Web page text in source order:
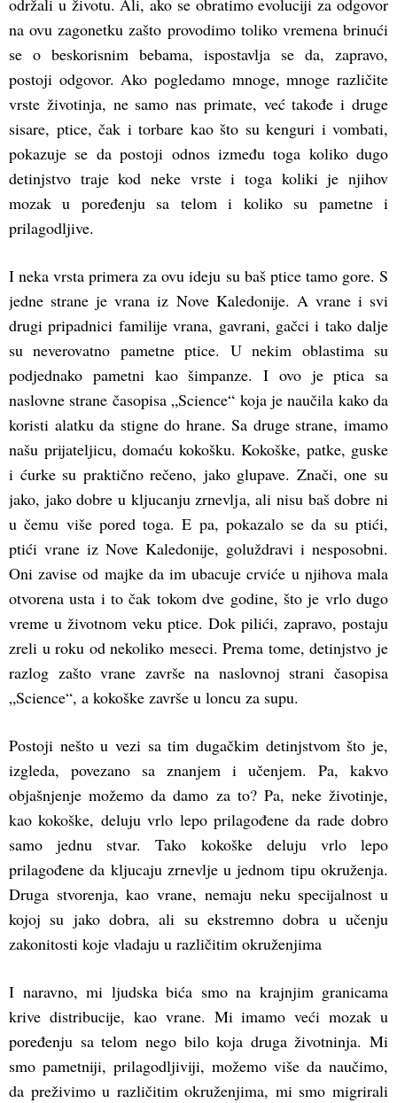
održali u životu. Ali, ako se obratimo evoluciji za odgovor
na ovu zagonetku zašto provodimo toliko vremena brinući
se o beskorisnim bebama, ispostavlja se da, zapravo,
postoji odgovor. Ako pogledamo mnoge, mnoge različite
vrste životinja, ne samo nas primate, već takođe i druge
sisare, ptice, čak i torbare kao što su kenguri i vombati,
pokazuje se da postoji odnos između toga koliko dugo
detinjstvo traje kod neke vrste i toga koliki je njihov
mozak u poređenju sa telom i koliko su pametne i
prilagodljive.
I neka vrsta primera za ovu ideju su baš ptice tamo gore. S
jedne strane je vrana iz Nove Kaledonije. A vrane i svi
drugi pripadnici familije vrana, gavrani, gačci i tako dalje
su neverovatno pametne ptice. U nekim oblastima su
podjednako pametni kao šimpanze. I ovo je ptica sa
naslovne strane časopisa „Science“ koja je naučila kako da
koristi alatku da stigne do hrane. Sa druge strane, imamo
našu prijateljicu, domaću kokošku. Kokoške, patke, guske
i ćurke su praktično rečeno, jako glupave. Znači, one su
jako, jako dobre u kljucanju zrnevlja, ali nisu baš dobre ni
u čemu više pored toga. E pa, pokazalo se da su ptići,
ptići vrane iz Nove Kaledonije, goluždravi i nesposobni.
Oni zavise od majke da im ubacuje crviće u njihova mala
otvorena usta i to čak tokom dve godine, što je vrlo dugo
vreme u životnom veku ptice. Dok pilići, zapravo, postaju
zreli u roku od nekoliko meseci. Prema tome, detinjstvo je
razlog zašto vrane završe na naslovnoj strani časopisa
„Science“, a kokoške završe u loncu za supu.
Postoji nešto u vezi sa tim dugačkim detinjstvom što je,
izgleda, povezano sa znanjem i učenjem. Pa, kakvo
objašnjenje možemo da damo za to? Pa, neke životinje,
kao kokoške, deluju vrlo lepo prilagođene da rade dobro
samo jednu stvar. Tako kokoške deluju vrlo lepo
prilagođene da kljucaju zrnevlje u jednom tipu okruženja.
Druga stvorenja, kao vrane, nemaju neku specijalnost u
kojoj su jako dobra, ali su ekstremno dobra u učenju
zakonitosti koje vladaju u različitim okruženjima
I naravno, mi ljudska bića smo na krajnjim granicama
krive distribucije, kao vrane. Mi imamo veći mozak u
poređenju sa telom nego bilo koja druga životninja. Mi
smo pametniji, prilagodljiviji, možemo više da naučimo,
da preživimo u različitim okruženjima, mi smo migrirali